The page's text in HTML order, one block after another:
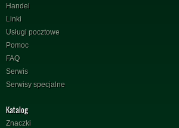
Handel
Linki
Usługi pocztowe
Pomoc
FAQ
Serwis
Serwisy specjalne
Katalog
Znaczki